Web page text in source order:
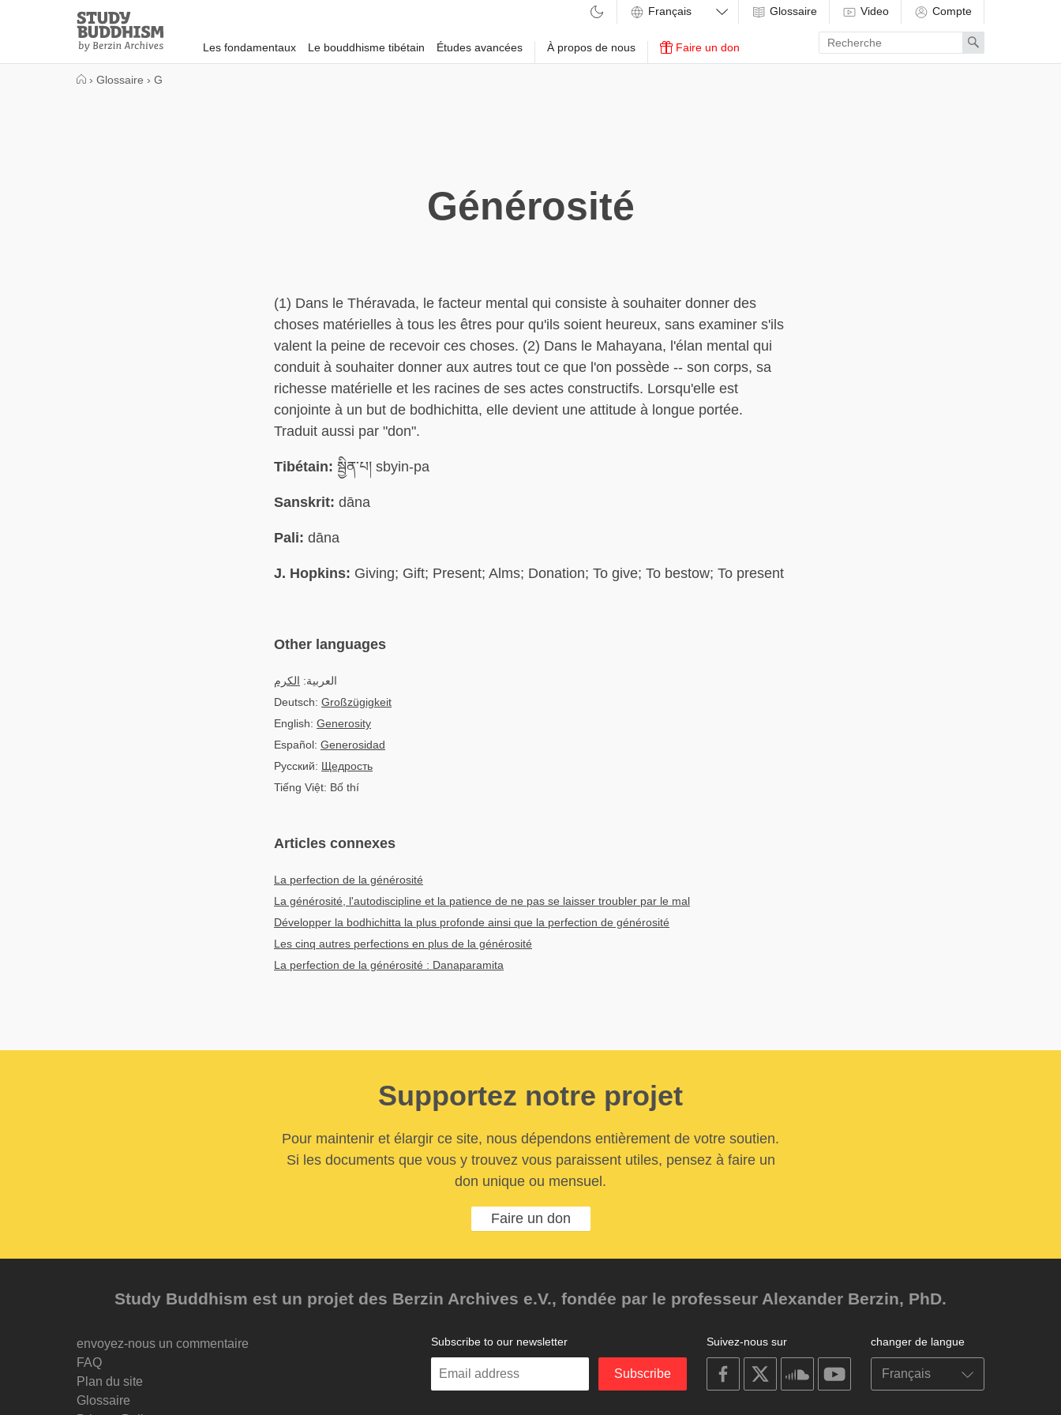
Study
Buddhism
Home
Les fondamentaux Le bouddhisme tibétain Études avancées À propos de nous Faire un don
Glossaire Video Compte
Enter
search
term
Search
› Glossaire › G
Générosité
(1) Dans le Théravada, le facteur mental qui consiste à souhaiter donner des
choses matérielles à tous les êtres pour qu'ils soient heureux, sans examiner s'ils
valent la peine de recevoir ces choses. (2) Dans le Mahayana, l'élan mental qui
conduit à souhaiter donner aux autres tout ce que l'on possède -- son corps, sa
richesse matérielle et les racines de ses actes constructifs. Lorsqu'elle est
conjointe à un but de bodhichitta, elle devient une attitude à longue portée.
Traduit aussi par "don".
Tibétain: སྦྱིན་པ། sbyin-pa
Sanskrit: dāna
Pali: dāna
J. Hopkins: Giving; Gift; Present; Alms; Donation; To give; To bestow; To present
Other languages
العربية: الكرم
Deutsch: Großzügigkeit
English: Generosity
Español: Generosidad
Русский: Щедрость
Tiếng Việt: Bố thí
Articles connexes
La perfection de la générosité
La générosité, l'autodiscipline et la patience de ne pas se laisser troubler par le mal
Développer la bodhichitta la plus profonde ainsi que la perfection de générosité
Les cinq autres perfections en plus de la générosité
La perfection de la générosité : Danaparamita
Supportez notre projet
Pour maintenir et élargir ce site, nous dépendons entièrement de votre soutien.
Si les documents que vous y trouvez vous paraissent utiles, pensez à faire un
don unique ou mensuel.
Faire un don
Study Buddhism est un projet des Berzin Archives e.V., fondée par le professeur Alexander Berzin, PhD.
envoyez-nous un commentaire
FAQ
Plan du site
Glossaire
changer de langue
Suivez-nous sur
on
facebook
on
on
soundcloudyoutube
Subscribe to our newsletter
Enter
Subscribe